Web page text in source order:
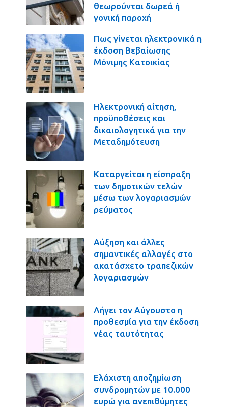
θεωρούνται δωρεά ή
γονική παροχή
Πως γίνεται ηλεκτρονικά η
έκδοση Βεβαίωσης
Μόνιμης Κατοικίας
Ηλεκτρονική αίτηση,
προϋποθέσεις και
δικαιολογητικά για την
Μεταδημότευση
Καταργείται η είσπραξη
των δημοτικών τελών
μέσω των λογαριασμών
ρεύματος
Αύξηση και άλλες
σημαντικές αλλαγές στο
ακατάσχετο τραπεζικών
λογαριασμών
Λήγει τον Αύγουστο η
προθεσμία για την έκδοση
νέας ταυτότητας
Ελάχιστη αποζημίωση
συνδρομητών με 10.000
ευρώ για ανεπιθύμητες